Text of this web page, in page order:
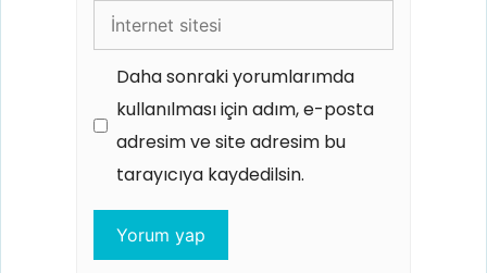
İnternet
sitesi
Daha sonraki yorumlarımda
kullanılması için adım, e-posta
adresim ve site adresim bu
tarayıcıya kaydedilsin.